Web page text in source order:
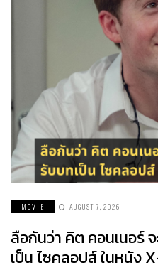
MOVIE AUGUST 7, 2026
ลือกันว่า คิต คอนเนอร์
เป็น ไซคลอปส์ ในหนัง